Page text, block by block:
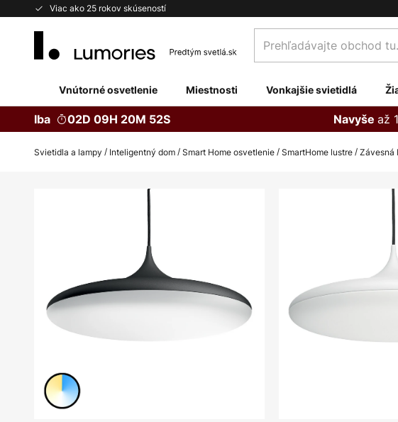
Viac ako 25 rokov skúseností
Skip
Prehľadávajte
obchod
Vnútorné osvetlenie Miestnosti Vonkajšie svietidlá
Iba 02D 09H 20M 51S Navyše až
Svietidla a lampy Inteligentný dom Smart Home osvetlenie SmartHome lustre Závesná